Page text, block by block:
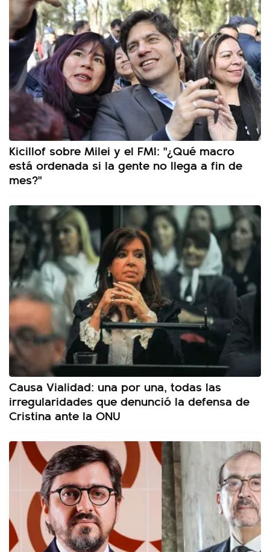
Kicillof sobre Milei y el FMI: "¿Qué macro
está ordenada si la gente no llega a fin de
mes?"
Causa Vialidad: una por una, todas las
irregularidades que denunció la defensa de
Cristina ante la ONU